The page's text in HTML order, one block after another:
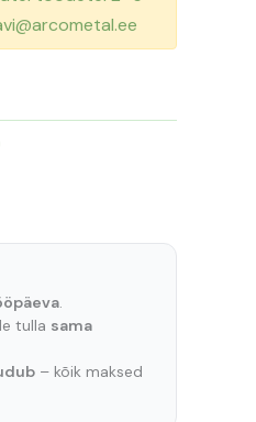
.
tulla sama
– kõik maksed